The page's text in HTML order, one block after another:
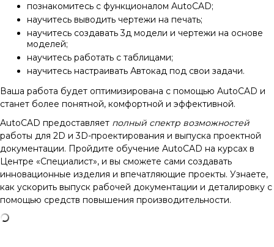
познакомитесь с функционалом AutoCAD;
научитесь выводить чертежи на печать;
научитесь создавать 3д модели и чертежи на основе
моделей;
научитесь работать с таблицами;
научитесь настраивать Автокад под свои задачи.
Ваша работа будет оптимизирована с помощью AutoCAD и
станет более понятной, комфортной и эффективной.
AutoCAD предоставляет полный спектр возможностей
работы для 2D и 3D-проектирования и выпуска проектной
документации. Пройдите обучение AutoCAD на курсах в
Центре «Специалист», и вы сможете сами создавать
инновационные изделия и впечатляющие проекты. Узнаете,
как ускорить выпуск рабочей документации и деталировку с
помощью средств повышения производительности.